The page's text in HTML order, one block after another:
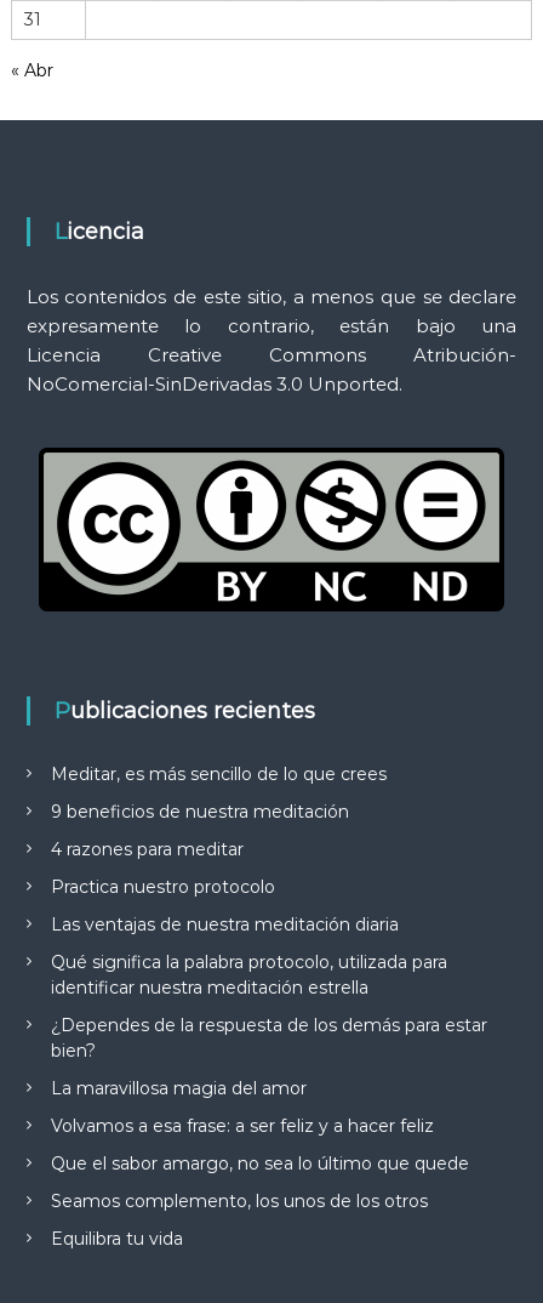
m
i
n
31
« Abr
Licencia
Los contenidos de este sitio, a menos que se declare
expresamente lo contrario, están bajo una
Licencia Creative Commons Atribución-
NoComercial-SinDerivadas 3.0 Unported.
Publicaciones recientes
Meditar, es más sencillo de lo que crees
9 beneficios de nuestra meditación
4 razones para meditar
Practica nuestro protocolo
Las ventajas de nuestra meditación diaria
Qué significa la palabra protocolo, utilizada para
identificar nuestra meditación estrella
¿Dependes de la respuesta de los demás para estar
bien?
La maravillosa magia del amor
Volvamos a esa frase: a ser feliz y a hacer feliz
Que el sabor amargo, no sea lo último que quede
Seamos complemento, los unos de los otros
Equilibra tu vida